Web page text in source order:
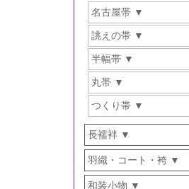
名古屋帯
誂えの帯
半幅帯
丸帯
つくり帯
長襦袢
羽織・コート・袴
和装小物